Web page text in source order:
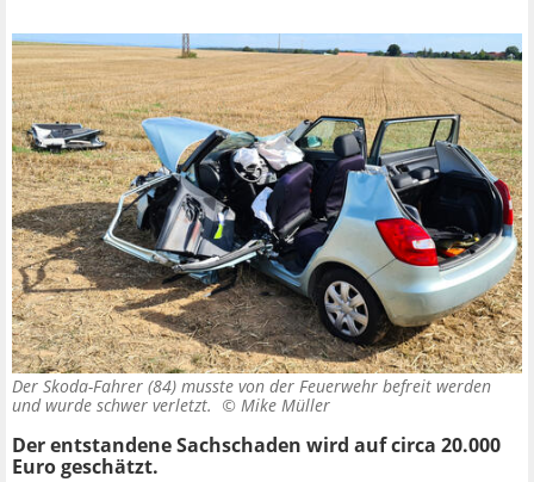
Der Skoda-Fahrer (84) musste von der Feuerwehr befreit werden
und wurde schwer verletzt. © Mike Müller
Der entstandene Sachschaden wird auf circa 20.000
Euro geschätzt.